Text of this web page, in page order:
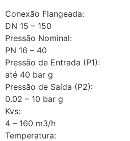
Conexão Flangeada:
DN 15 – 150
Pressão Nominal:
PN 16 – 40
Pressão de Entrada (P1):
até 40 bar g
Pressão de Saída (P2):
0.02 – 10 bar g
Kvs:
4 – 160 m3/h
Temperatura: